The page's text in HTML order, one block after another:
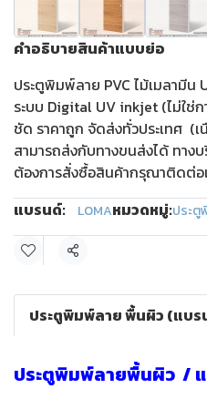
คำอธิบายสินค้าแบบย่อ
ประตูพิมพ์ลาย PVC ไม้เมลามีน
ระบบ Digital UV inkjet (ไม่ใช่
ชัด ราคาถูก จัดส่งทั่วประเทศ (
สามารถส่งกับทางขนส่งได้ ทาง
ต้องการสั่งซื้อสินค้ากรุณาติดต่อ
แบรนด์:
LOMAหมวดหมู่:ประตู
แชร์
ประตูพิมพ์ลาย พื้นผิว (แบร
ประตูพิมพ์ลายพื้นผิว /